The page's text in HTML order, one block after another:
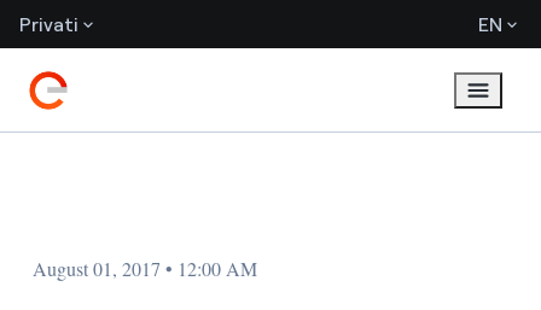
Privati EN
August 01, 2017 • 12:00 AM